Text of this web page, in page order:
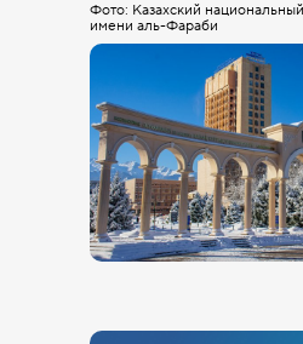
Фото: Казахский
имени аль-Фараби
Политика в отношении обработки
ИНН:7017419794
Юридический адрес: 634050,
обл., г. Томск, ул. Московский
ОГРН: 1177000100067